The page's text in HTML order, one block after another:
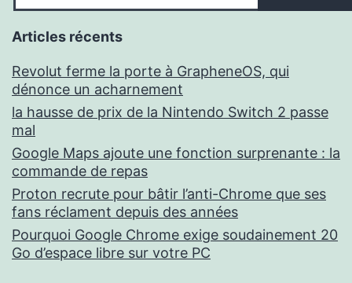
Articles récents
Revolut ferme la porte à GrapheneOS, qui
dénonce un acharnement
la hausse de prix de la Nintendo Switch 2 passe
mal
Google Maps ajoute une fonction surprenante : la
commande de repas
Proton recrute pour bâtir l’anti-Chrome que ses
fans réclament depuis des années
Pourquoi Google Chrome exige soudainement 20
Go d’espace libre sur votre PC